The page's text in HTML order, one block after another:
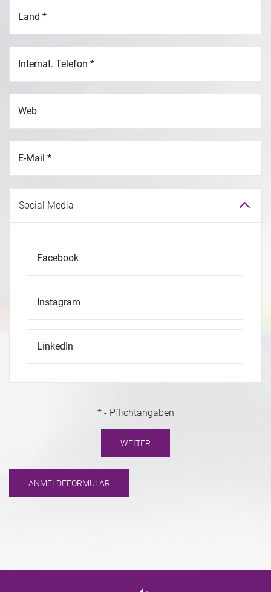
Land *
Internat. Telefon *
Web
E-Mail *
Social Media
Facebook
Instagram
LinkedIn
* - Pflichtangaben
WEITER
ANMELDEFORMULAR